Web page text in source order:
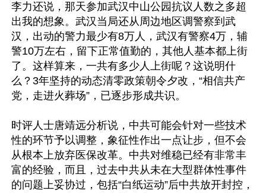
李力还说，那天参加武汉中山公园抗议人数之多超
出我的想象。武汉当局还从周边地区调警察到武
汉，出动的警力最少有8万人，武汉有警察4万，辅
警10万左右，留下正常值勤的，其他人基本都上街
了。这样算来，一共有多少人上街呢？这说明什
么？3年坚持的动态清零政策朝令夕改，“相信共产
党，走进火葬场”，已逐步形成共识。
时评人士唐靖远分析说，中共可能会针对一些技术
性的环节予以调整，象征性作出一点让步，但不会
从根本上放弃医保改革。中共对维稳已经有非常丰
富的经验，而且，过去中共从未在大型群体性事件
的问题上妥协过，包括“白纸运动”后中共放开封控，